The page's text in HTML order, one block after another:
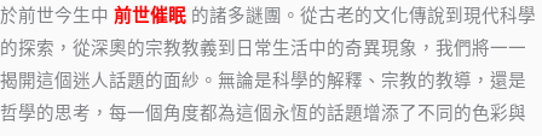
於前世今生中 前世催眠 的諸多謎團。從古老的文化傳說到現代科學
的探索，從深奧的宗教教義到日常生活中的奇異現象，我們將一一
揭開這個迷人話題的面紗。無論是科學的解釋、宗教的教導，還是
哲學的思考，每一個角度都為這個永恆的話題增添了不同的色彩與